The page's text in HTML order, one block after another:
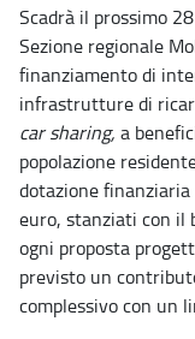
Scadrà il prossimo
Sezione regionale
finanziamento di
infrastrutture di
car sharing, a
popolazione
dotazione finanziaria
euro, stanziati con il
ogni proposta
previsto un
complessivo con un